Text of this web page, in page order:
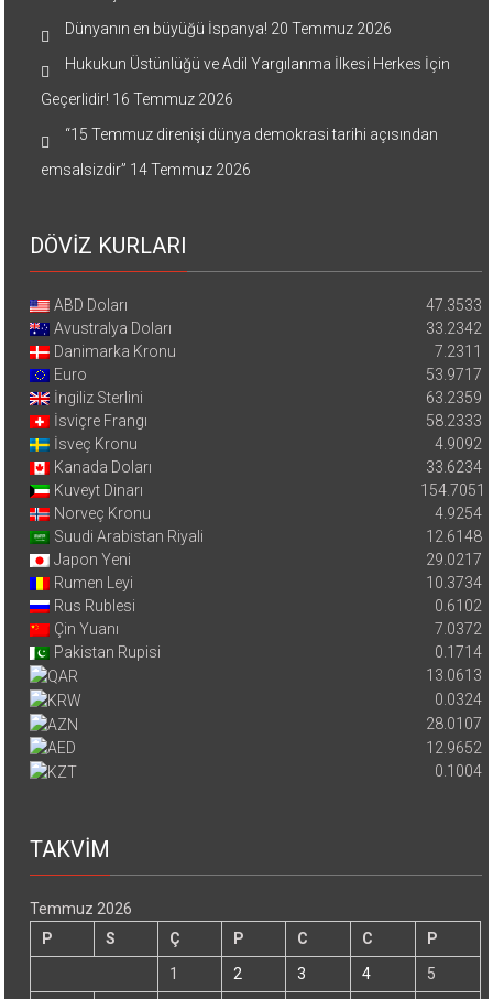
Dünyanın en büyüğü İspanya! 20 Temmuz 2026
Hukukun Üstünlüğü ve Adil Yargılanma İlkesi Herkes İçin
Geçerlidir! 16 Temmuz 2026
“15 Temmuz direnişi dünya demokrasi tarihi açısından
emsalsizdir” 14 Temmuz 2026
DÖVİZ KURLARI
ABD Doları
47.3533
Avustralya Doları
33.2342
Danimarka Kronu
7.2311
Euro
53.9717
İngiliz Sterlini
63.2359
İsviçre Frangı
58.2333
İsveç Kronu
4.9092
Kanada Doları
33.6234
Kuveyt Dinarı
154.7051
Norveç Kronu
4.9254
Suudi Arabistan Riyali
12.6148
Japon Yeni
29.0217
Rumen Leyi
10.3734
Rus Rublesi
0.6102
Çin Yuanı
7.0372
Pakistan Rupisi
0.1714
13.0613
0.0324
28.0107
12.9652
0.1004
TAKVİM
Temmuz 2026
P
S Ç P C C
P
1
2 3 4
5